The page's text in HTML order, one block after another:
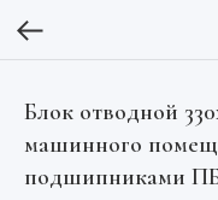
Блок отводной
машинного
подшипниками